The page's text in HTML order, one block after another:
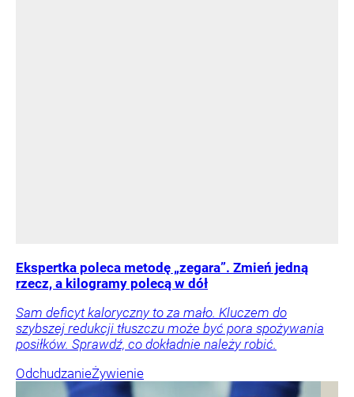
Ekspertka poleca metodę „zegara”. Zmień jedną
rzecz, a kilogramy polecą w dół
Sam deficyt kaloryczny to za mało. Kluczem do
szybszej redukcji tłuszczu może być pora spożywania
posiłków. Sprawdź, co dokładnie należy robić.
OdchudzanieŻywienie